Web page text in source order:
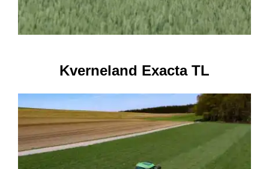
Kverneland Exacta TL